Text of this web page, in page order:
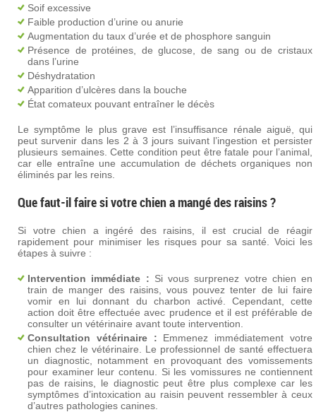
Soif excessive
Faible production d’urine ou anurie
Augmentation du taux d’urée et de phosphore sanguin
Présence de protéines, de glucose, de sang ou de cristaux
dans l’urine
Déshydratation
Apparition d’ulcères dans la bouche
État comateux pouvant entraîner le décès
Le symptôme le plus grave est l’insuffisance rénale aiguë, qui
peut survenir dans les 2 à 3 jours suivant l’ingestion et persister
plusieurs semaines. Cette condition peut être fatale pour l’animal,
car elle entraîne une accumulation de déchets organiques non
éliminés par les reins.
Que faut-il faire si votre chien a mangé des raisins ?
Si votre chien a ingéré des raisins, il est crucial de réagir
rapidement pour minimiser les risques pour sa santé. Voici les
étapes à suivre :
Intervention immédiate : Si vous surprenez votre chien en
train de manger des raisins, vous pouvez tenter de lui faire
vomir en lui donnant du charbon activé. Cependant, cette
action doit être effectuée avec prudence et il est préférable de
consulter un vétérinaire avant toute intervention.
Consultation vétérinaire : Emmenez immédiatement votre
chien chez le vétérinaire. Le professionnel de santé effectuera
un diagnostic, notamment en provoquant des vomissements
pour examiner leur contenu. Si les vomissures ne contiennent
pas de raisins, le diagnostic peut être plus complexe car les
symptômes d’intoxication au raisin peuvent ressembler à ceux
d’autres pathologies canines.